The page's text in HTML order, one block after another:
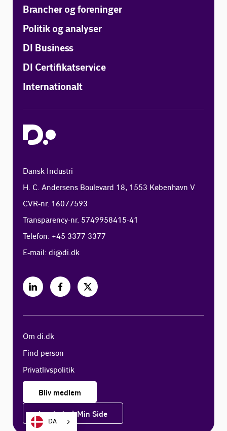
Brancher og foreninger
Politik og analyser
DI Business
DI Certifikatservice
Internationalt
Dansk Industri
H. C. Andersens Boulevard 18, 1553 København V
CVR-nr. 16077593
Transparency-nr. 5749958415-41
Telefon: +45 3377 3377
E-mail:di@di.dk
Om di.dk
Find person
Privatlivspolitik
Bliv medlem
Log ind på Min Side
DA